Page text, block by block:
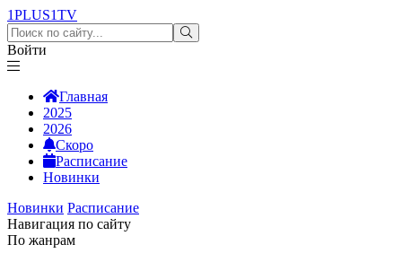
1PLUS1TV
Войти
Главная
2025
2026
Скоро
Расписание
Новинки
Новинки Расписание
Навигация по сайту
По жанрам